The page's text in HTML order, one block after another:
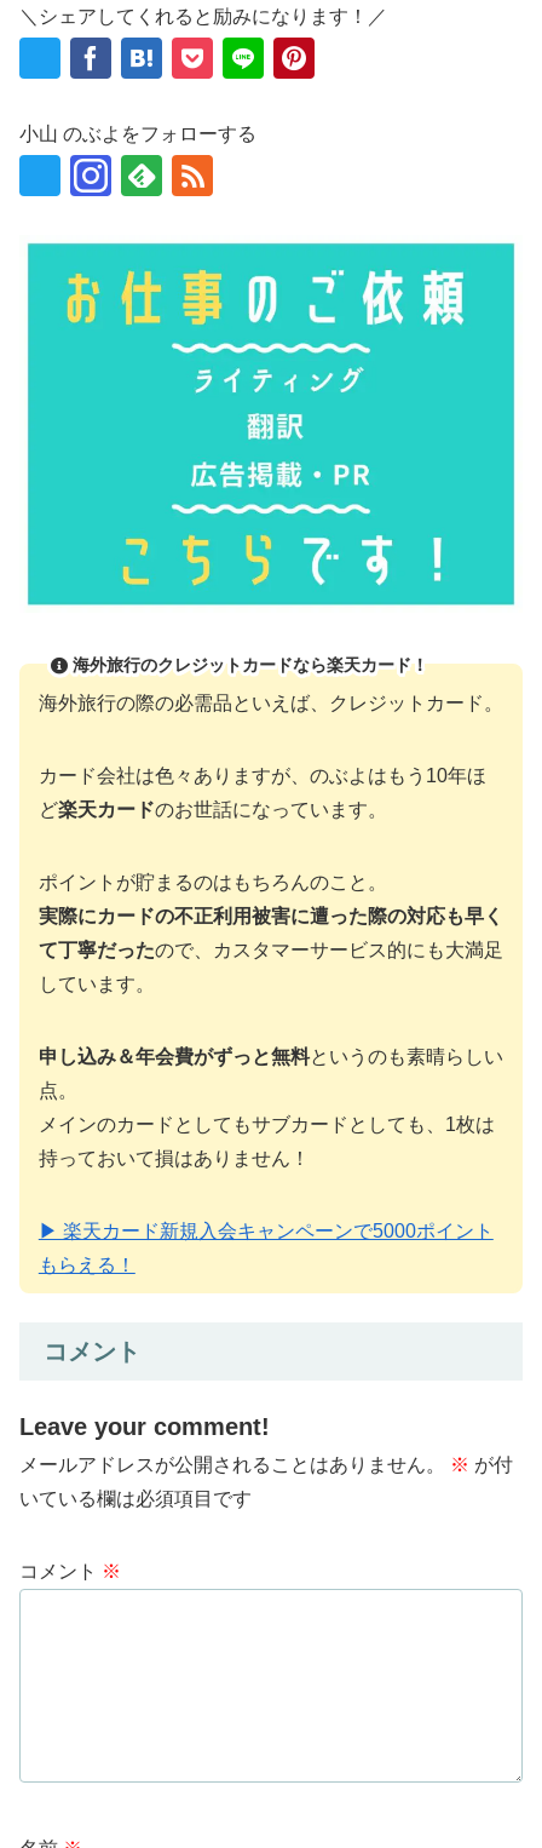
＼シェアしてくれると励みになります！／
小山 のぶよをフォローする
海外旅行のクレジットカードなら楽天カード！
海外旅行の際の必需品といえば、クレジットカード。
カード会社は色々ありますが、のぶよはもう10年ほ
ど楽天カードのお世話になっています。
ポイントが貯まるのはもちろんのこと。
実際にカードの不正利用被害に遭った際の対応も早く
て丁寧だったので、カスタマーサービス的にも大満足
しています。
申し込み＆年会費がずっと無料というのも素晴らしい
点。
メインのカードとしてもサブカードとしても、1枚は
持っておいて損はありません！
▶ 楽天カード新規入会キャンペーンで5000ポイント
もらえる！
コメント
Leave your comment!
メールアドレスが公開されることはありません。 ※ が付
いている欄は必須項目です
コメント ※